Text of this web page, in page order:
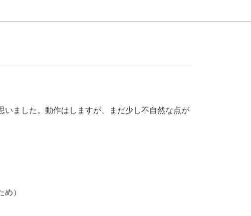
ました。動作はしますが、まだ少し不自然な点が
）